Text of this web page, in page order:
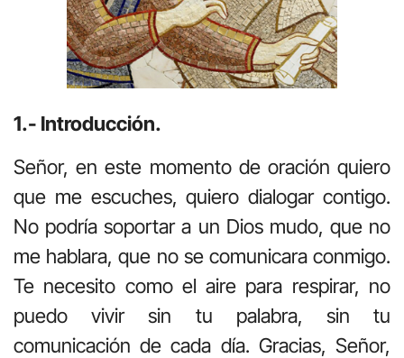
1.- Introducción.
Señor, en este momento de oración quiero
que me escuches, quiero dialogar contigo.
No podría soportar a un Dios mudo, que no
me hablara, que no se comunicara conmigo.
Te necesito como el aire para respirar, no
puedo vivir sin tu palabra, sin tu
comunicación de cada día. Gracias, Señor,